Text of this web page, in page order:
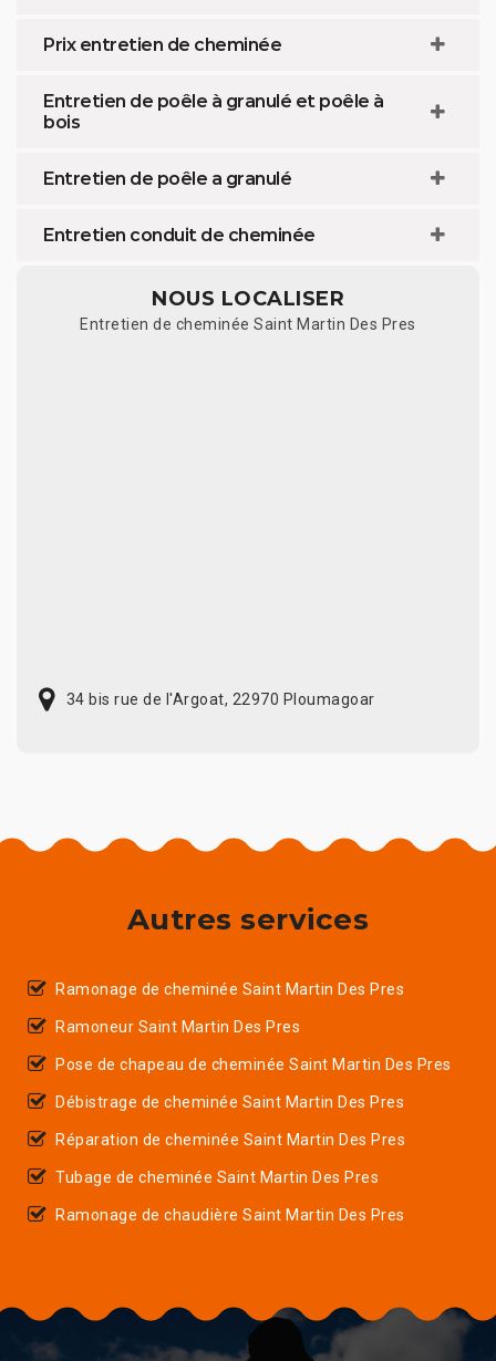
Prix entretien de cheminée
Entretien de poêle à granulé et poêle à
bois
Entretien de poêle a granulé
Entretien conduit de cheminée
NOUS LOCALISER
Entretien de cheminée Saint Martin Des Pres
34 bis rue de l'Argoat, 22970 Ploumagoar
Autres services
Ramonage de cheminée Saint Martin Des Pres
Ramoneur Saint Martin Des Pres
Pose de chapeau de cheminée Saint Martin Des Pres
Débistrage de cheminée Saint Martin Des Pres
Réparation de cheminée Saint Martin Des Pres
Tubage de cheminée Saint Martin Des Pres
Ramonage de chaudière Saint Martin Des Pres